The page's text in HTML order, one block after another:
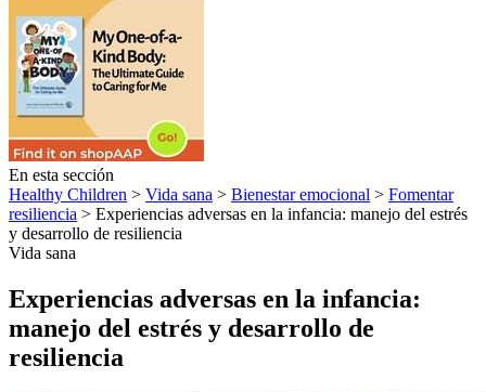
En esta sección
Healthy Children > Vida sana > Bienestar emocional > Fomentar
resiliencia > Experiencias adversas en la infancia: manejo del estrés
y desarrollo de resiliencia
Vida sana
Experiencias adversas en la infancia:
manejo del estrés y desarrollo de
resiliencia